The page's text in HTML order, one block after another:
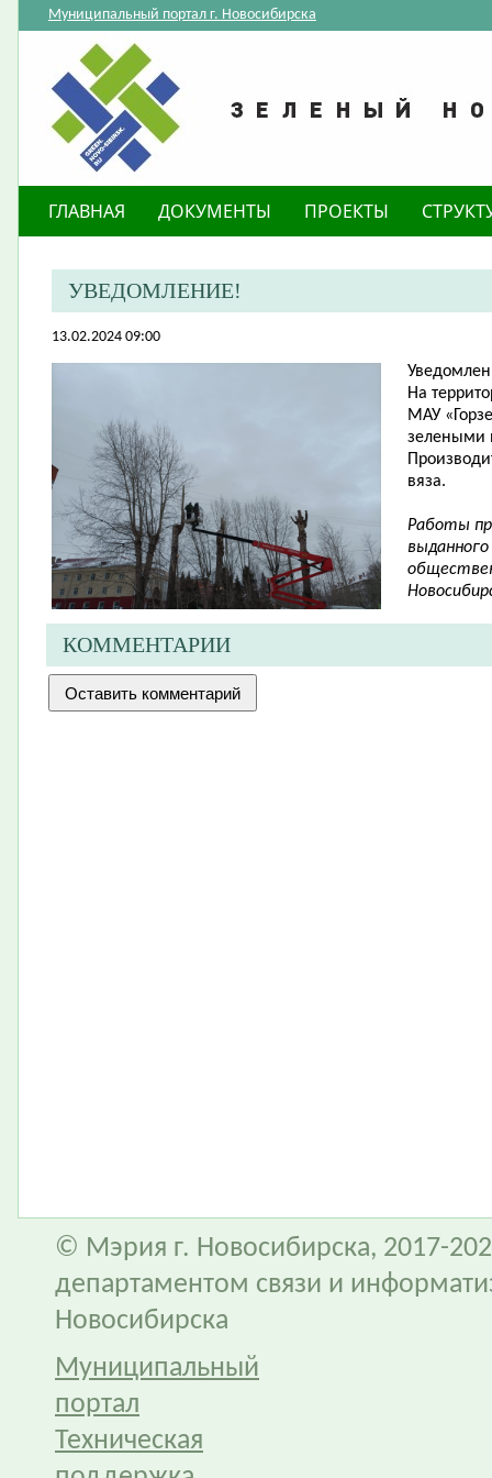
Муниципальный портал г. Новосибирска
ГЛАВНАЯ ДОКУМЕНТЫ ПРОЕКТЫ
​УВЕДОМЛЕНИЕ!
13.02.2024 09:00
На
МАУ
зелеными
вяза.
Работы
КОММЕНТАРИИ
© Мэрия г. Новосибирска, 2017-
департаментом связи и
Новосибирска
Муниципальный
портал
Техническая